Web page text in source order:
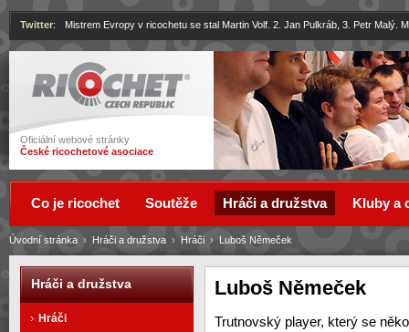
Ricochet
Oficiální webové stránky
České ricochetové asociace
Twitter: Mistrem Evropy v ricochetu se stal Martin Volf. 2. Jan Pulkráb, 3. Petr Malý.
Luboš Němeček
Trutnovský player, který se
Úvodní stránka › Hráči a družstva › Hráči › Luboš Němeček
Co je ricochet Soutěže Hráči a družstva Kluby a
Hráči a družstva
Hráči